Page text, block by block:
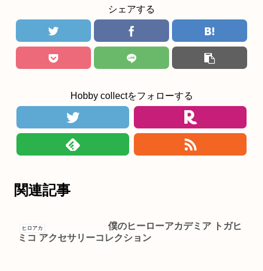
シェアする
Hobby collectをフォローする
関連記事
ヒロアカ
僕のヒーローアカデミア トガヒ
ミコ アクセサリーコレクション